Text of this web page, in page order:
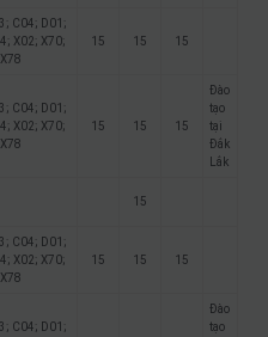
C04; D01;
X02; X70;
X78
15 15 15
C04; D01;
X02; X70;
X78
15 15 15
Đào
tạo
tại
Đắk
Lắk
15
C04; D01;
X02; X70;
X78
15 15 15
C04; D01;
Đào
tạo